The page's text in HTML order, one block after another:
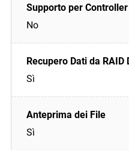
No
Sì
Sì